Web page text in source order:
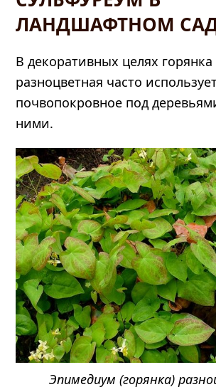
ЛАНДШАФТНОМ
В декоративных целях горянка
разноцветная часто
почвопокровное под
ними.
Эпимедиум (горянка)